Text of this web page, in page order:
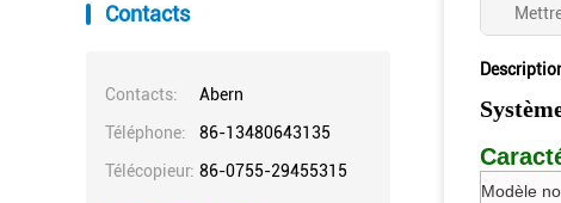
Contacts
Contacts:
Abern
Téléphone:
86-13480643135
Télécopieur: 86-0755-29455315
Modèle